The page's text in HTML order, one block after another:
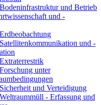
und Betrieb
und -
und -
unter
und Verteidigung
- Erfassung und